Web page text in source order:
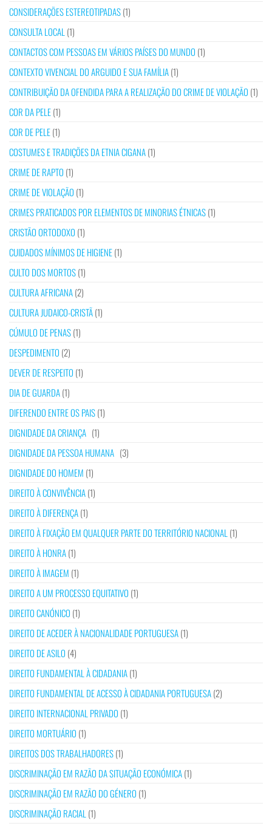
CONSIDERAÇÕES ESTEREOTIPADAS(1)
CONSULTA LOCAL (1)
CONTACTOS COM PESSOAS EM VÁRIOS PAÍSES DO MUNDO (1)
CONTEXTO VIVENCIAL DO ARGUIDO E SUA FAMÍLIA(1)
CONTRIBUIÇÃO DA OFENDIDA PARA A REALIZAÇÃO DO CRIME DE VIOLAÇÃO (1)
COR DA PELE(1)
COR DE PELE(1)
COSTUMES E TRADIÇÕES DA ETNIA CIGANA(1)
CRIME DE RAPTO (1)
CRIME DE VIOLAÇÃO (1)
CRIMES PRATICADOS POR ELEMENTOS DE MINORIAS ÉTNICAS(1)
CRISTÃO ORTODOXO (1)
CUIDADOS MÍNIMOS DE HIGIENE(1)
CULTO DOS MORTOS(1)
CULTURA AFRICANA(2)
CULTURA JUDAICO-CRISTÃ(1)
CÚMULO DE PENAS(1)
DESPEDIMENTO (2)
DEVER DE RESPEITO (1)
DIA DE GUARDA(1)
DIFERENDO ENTRE OS PAIS(1)
DIGNIDADE DA CRIANÇA (1)
DIGNIDADE DA PESSOA HUMANA (3)
DIGNIDADE DO HOMEM (1)
DIREITO À CONVIVÊNCIA(1)
DIREITO À DIFERENÇA(1)
DIREITO À FIXAÇÃO EM QUALQUER PARTE DO TERRITÓRIO NACIONAL (1)
DIREITO À HONRA(1)
DIREITO À IMAGEM (1)
DIREITO A UM PROCESSO EQUITATIVO (1)
DIREITO CANÓNICO (1)
DIREITO DE ACEDER À NACIONALIDADE PORTUGUESA(1)
DIREITO DE ASILO (4)
DIREITO FUNDAMENTAL À CIDADANIA(1)
DIREITO FUNDAMENTAL DE ACESSO À CIDADANIA PORTUGUESA(2)
DIREITO INTERNACIONAL PRIVADO (1)
DIREITO MORTUÁRIO (1)
DIREITOS DOS TRABALHADORES(1)
DISCRIMINAÇÃO EM RAZÃO DA SITUAÇÃO ECONÓMICA(1)
DISCRIMINAÇÃO EM RAZÃO DO GÉNERO (1)
DISCRIMINAÇÃO RACIAL (1)